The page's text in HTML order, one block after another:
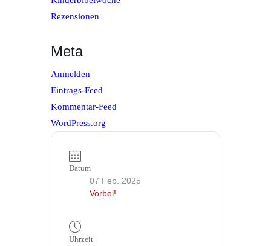
Rezensionen
Meta
Anmelden
Eintrags-Feed
Kommentar-Feed
WordPress.org
Datum
07 Feb. 2025
Vorbei!
Uhrzeit